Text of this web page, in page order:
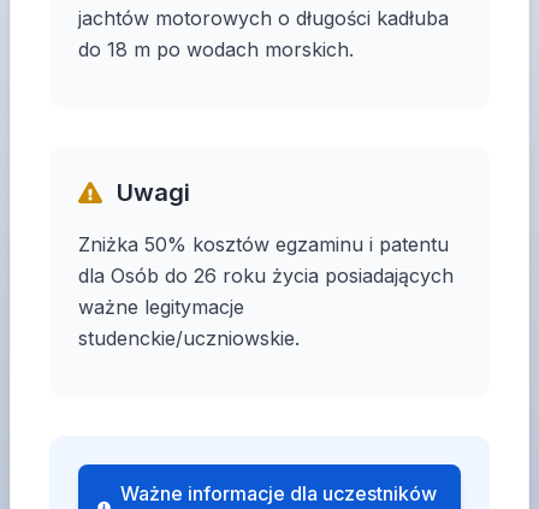
jachtów motorowych o długości kadłuba
do 18 m po wodach morskich.
Uwagi
Zniżka 50% kosztów egzaminu i patentu
dla Osób do 26 roku życia posiadających
ważne legitymacje
studenckie/uczniowskie.
Ważne informacje dla uczestników